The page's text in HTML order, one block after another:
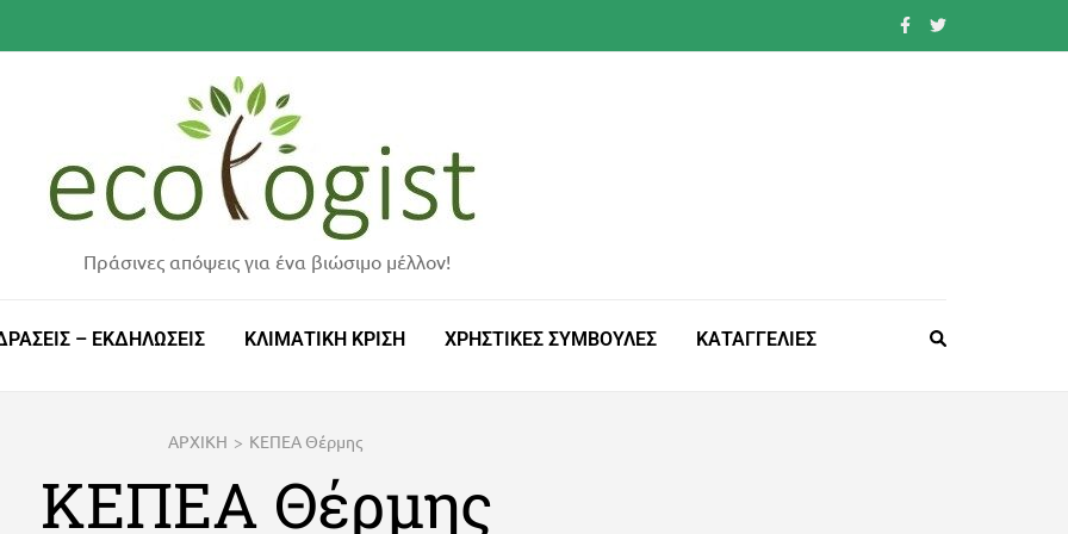
Πράσινες απόψεις για ένα βιώσιμο μέλλον!
– ΕΚΔΗΛΩΣΕΙΣ ΚΛΙΜΑΤΙΚΗ ΚΡΙΣΗ ΧΡΗΣΤΙΚΕΣ ΣΥΜΒΟΥΛΕΣ ΚΑΤΑΓΓΕΛΙΕΣ
ΑΡΧΙΚΗ > ΚΕΠΕΑ Θέρμης
ΚΕΠΕΑ Θέρμης